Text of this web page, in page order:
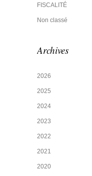
FISCALITÉ
Non classé
Archives
2026
2025
2024
2023
2022
2021
2020